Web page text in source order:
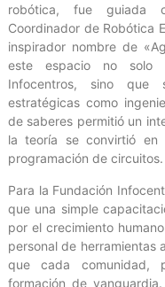
robótica, fue guiada
Coordinador de Robótica
inspirador nombre de
este espacio no solo
Infocentros, sino que
estratégicas como
de saberes permitió un
la teoría se convirtió en
programación de circuitos.
Para la Fundación
que una simple
por el crecimiento
personal de herramientas
que cada comunidad,
formación de